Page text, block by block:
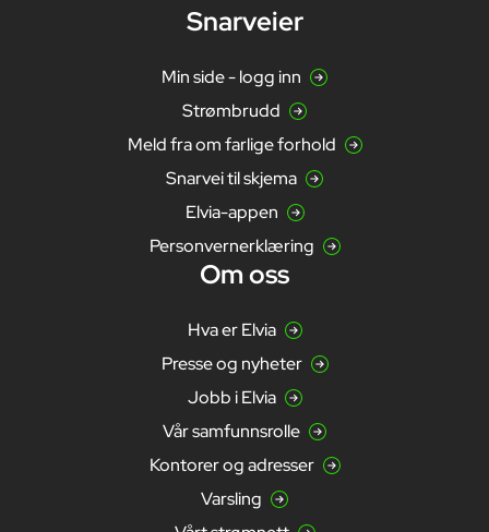
Snarveier
Min side - logg inn
Strømbrudd
Meld fra om farlige forhold
Snarvei til skjema
Elvia-appen
Personvernerklæring
Om oss
Hva er Elvia
Presse og nyheter
Jobb i Elvia
Vår samfunnsrolle
Kontorer og adresser
Varsling